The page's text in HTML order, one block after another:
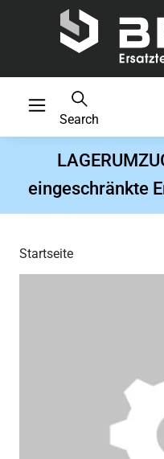
Search
eingeschränkte
Startseite